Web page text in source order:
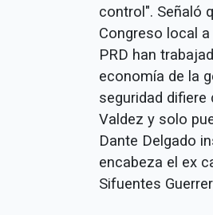
control". Señaló
Congreso local
PRD han
economía de la
seguridad difiere
Valdez y solo
Dante Delgado
encabeza el ex
Sifuentes